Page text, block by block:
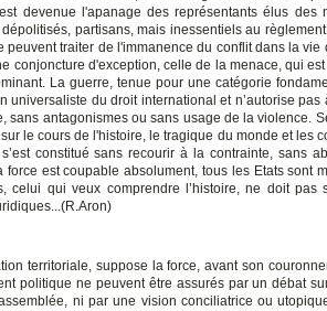
devenue l'apanage des représentants élus des
partisans, mais inessentiels au
peuvent traiter de l'immanence du conflit dans la vie
conjoncture d'exception, celle de la menace, qui
La guerre, tenue pour une catégorie
universaliste du droit international et n’autorise pas
sans antagonismes ou sans usage de la violence.
le cours de l'histoire, le tragique du monde et les
constitué sans recourir à la contrainte, sans
force est coupable absolument, tous les Etats sont
celui qui veux comprendre l’histoire, ne doit pas
territoriale, suppose la force, avant son
politique ne peuvent être assurés par un débat
ni par une vision conciliatrice ou